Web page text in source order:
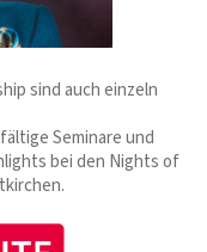
sind auch einzeln
Seminare und
bei den Nights of